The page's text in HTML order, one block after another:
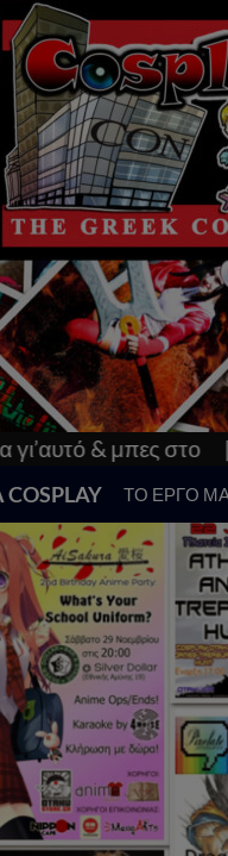
[Updated]
ΤΟ ΕΡΓΟ